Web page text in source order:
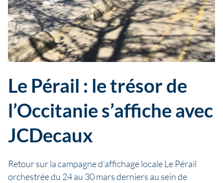
Le Pérail : le trésor de
l’Occitanie s’affiche avec
JCDecaux
Retour sur la campagne d’affichage locale Le Pérail
orchestrée du 24 au 30 mars derniers au sein de